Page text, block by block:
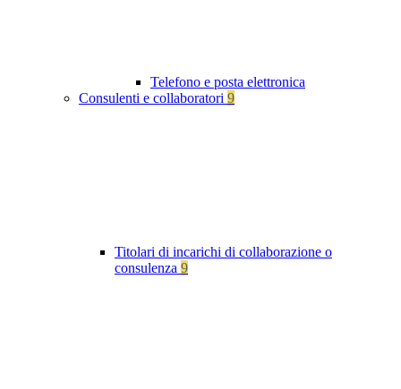
Telefono e posta elettronica
Consulenti e collaboratori 9
Titolari di incarichi di collaborazione o
consulenza 9